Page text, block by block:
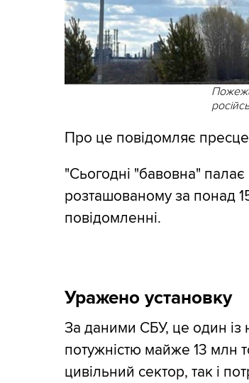
Про це повідомляє
"Сьогодні "бавовна"
розташованому за понад
повідомленні.
Уражено установку
За даними СБУ, це один із
потужністю майже 13 млн
цивільний сектор, так і